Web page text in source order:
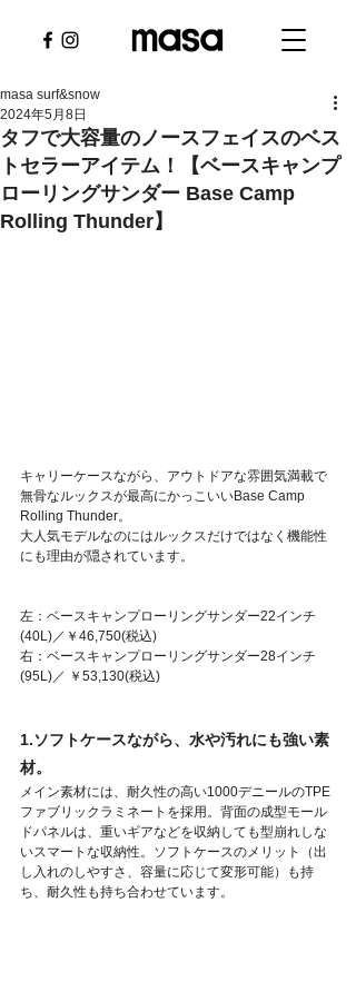
タフで大容量のノースフェイスのベス
トセラーアイテム！【ベースキャンプ
ローリングサンダー Base Camp
Rolling Thunder】
masa surf&snow
2024年5月8日
キャリーケースながら、アウトドアな雰囲気満載で
無骨なルックスが最高にかっこいいBase Camp
Rolling Thunder。
大人気モデルなのにはルックスだけではなく機能性
にも理由が隠されています。
左：ベースキャンプローリングサンダー22インチ
(40L)／￥46,750(税込)
右：ベースキャンプローリングサンダー28インチ
(95L)／ ￥53,130(税込)
1.ソフトケースながら、水や汚れにも強い素
材。
メイン素材には、耐久性の高い1000デニールのTPE
ファブリックラミネートを採用。背面の成型モール
ドパネルは、重いギアなどを収納しても型崩れしな
いスマートな収納性。ソフトケースのメリット（出
し入れのしやすさ、容量に応じて変形可能）も持
ち、耐久性も持ち合わせています。